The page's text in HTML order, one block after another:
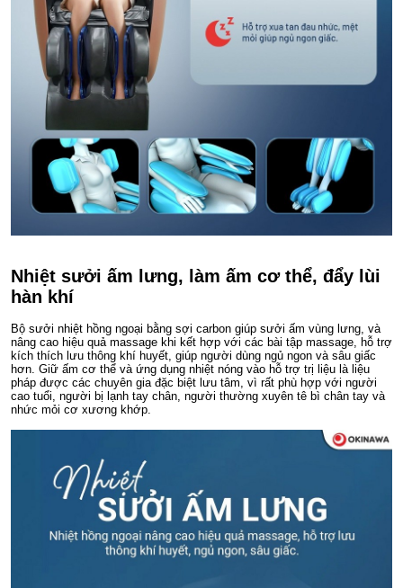
Nhiệt sưởi ấm lưng, làm ấm cơ thể, đẩy lùi
hàn khí
Bộ sưởi nhiệt hồng ngoại bằng sợi carbon giúp sưởi ấm vùng lưng, và
nâng cao hiệu quả massage khi kết hợp với các bài tập massage, hỗ trợ
kích thích lưu thông khí huyết, giúp người dùng ngủ ngon và sâu giấc
hơn. Giữ ấm cơ thể và ứng dụng nhiệt nóng vào hỗ trợ trị liệu là liệu
pháp được các chuyên gia đặc biệt lưu tâm, vì rất phù hợp với người
cao tuổi, người bị lạnh tay chân, người thường xuyên tê bì chân tay và
nhức mỏi cơ xương khớp.